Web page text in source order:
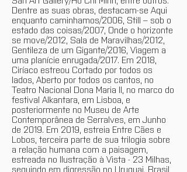
Dentre as suas obras, destacam-se Aqui
enquanto caminhamos/2006, Still – sob o
estado das coisas/2007, Onde o horizonte
se move/2012, Sala de Maravilhas/2012,
Gentileza de um Gigante/2016, Viagem a
uma planície enrugada/2017. Em 2018,
Ciríaco estreou Cortado por todos os
lados, Aberto por todos os cantos, no
Teatro Nacional Dona Maria II, no marco do
festival Alkantara, em Lisboa, e
posteriormente no Museu de Arte
Contemporânea de Serralves, em Junho
de 2019. Em 2019, estreia Entre Cães e
Lobos, terceira parte de sua trilogia sobre
a relação humana com a paisagem,
estreada no Ilustração à Vista - 23 Milhas,
seguindo em digressão no Uruguai, Brasil